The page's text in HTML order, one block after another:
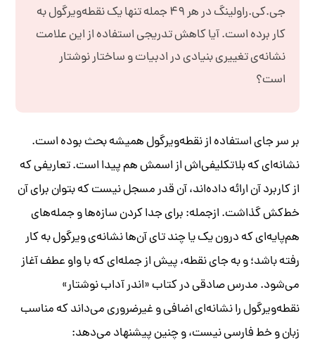
جی‌.کی.‌راولینگ در هر ۴۹ جمله تنها یک نقطه‌ویرگول به
کار برده است. آیا کاهش تدریجی استفاده از این علامت
نشانه‌ی تغییری بنیادی در ادبیات و ساختار نوشتار
است؟
بر سر جای استفاده‌ از نقطه‌ویرگول همیشه بحث بوده است.
نشانه‌ای که بلاتکلیفی‌اش از اسمش هم پیدا است. تعاریفی که
از کاربرد آن ارائه داده‌اند، آن قدر مسجل نیست که بتوان برای آن
خط‌کش گذاشت. ازجمله: برای جدا کردن سازه‌ها و جمله‌های
هم‌پایه‌ای که درون یک یا چند تای آن‌ها نشانه‌ی ویرگول به کار
رفته باشد؛ و به جای نقطه، پیش از جمله‌ای که با واو عطف آغاز
می‌شود. مدرس صادقی در کتاب «اندر آداب نوشتار»
نقطه‌ویرگول را نشانه‌ای اضافی و غیرضروری می‌داند که مناسب
زبان و خط فارسی نیست، و چنین پیشنهاد می‌دهد: